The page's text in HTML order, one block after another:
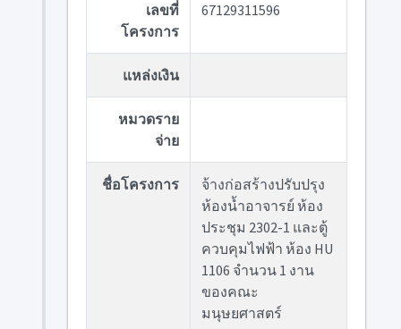
เลขที่
โครงการ
67129311596
แหล่งเงิน
หมวดราย
จ่าย
ชื่อโครงการ
จ้างก่อสร้างปรับปรุง
ห้องน้ำอาจารย์ ห้อง
ประชุม 2302-1 และตู้
ควบคุมไฟฟ้า ห้อง HU
1106 จำนวน 1 งาน
ของคณะ
มนุษยศาสตร์